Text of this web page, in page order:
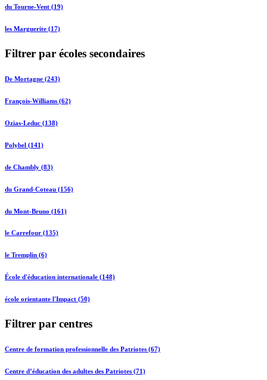
du Tourne-Vent (19)
les Marguerite (17)
Filtrer par écoles secondaires
De Mortagne (243)
François-Williams (62)
Ozias-Leduc (138)
Polybel (141)
de Chambly (83)
du Grand-Coteau (156)
du Mont-Bruno (161)
le Carrefour (135)
le Tremplin (6)
École d'éducation internationale (148)
école orientante l'Impact (50)
Filtrer par centres
Centre de formation professionnelle des Patriotes (67)
Centre d’éducation des adultes des Patriotes (71)